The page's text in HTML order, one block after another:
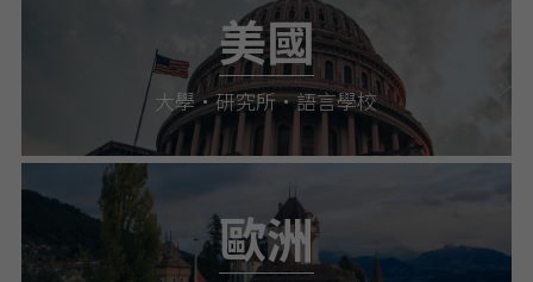
美國
大學・研究所・語言學校
歐洲